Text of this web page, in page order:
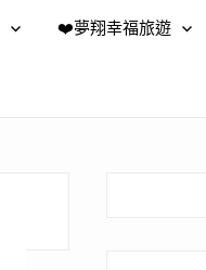
❤️夢翔幸福旅遊